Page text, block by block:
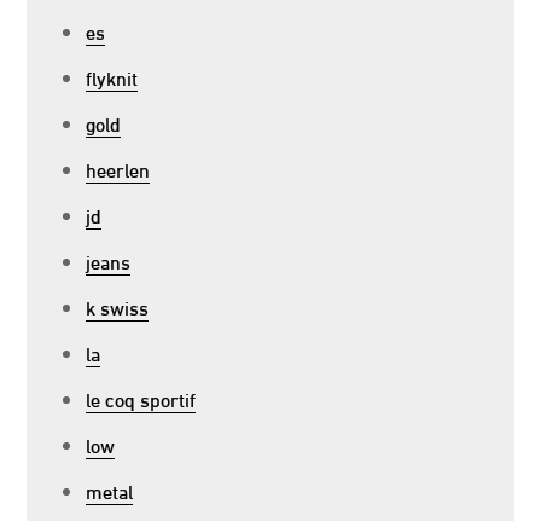
es
flyknit
gold
heerlen
jd
jeans
k swiss
la
le coq sportif
low
metal